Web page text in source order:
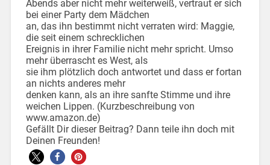
Abends aber nicht mehr weiterweiß, vertraut er sich
bei einer Party dem Mädchen
an, das ihn bestimmt nicht verraten wird: Maggie,
die seit einem schrecklichen
Ereignis in ihrer Familie nicht mehr spricht. Umso
mehr überrascht es West, als
sie ihm plötzlich doch antwortet und dass er fortan
an nichts anderes mehr
denken kann, als an ihre sanfte Stimme und ihre
weichen Lippen. (Kurzbeschreibung von
www.amazon.de)
Gefällt Dir dieser Beitrag? Dann teile ihn doch mit
Deinen Freunden!